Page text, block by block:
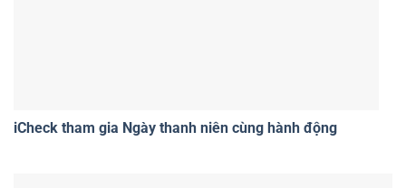
iCheck tham gia Ngày thanh niên cùng hành động